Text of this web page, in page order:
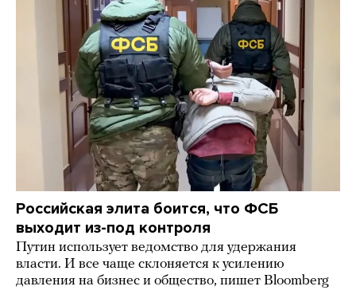
Российская элита боится, что ФСБ
выходит из-под контроля
Путин использует ведомство для удержания
власти. И все чаще склоняется к усилению
давления на бизнес и общество, пишет Bloomberg